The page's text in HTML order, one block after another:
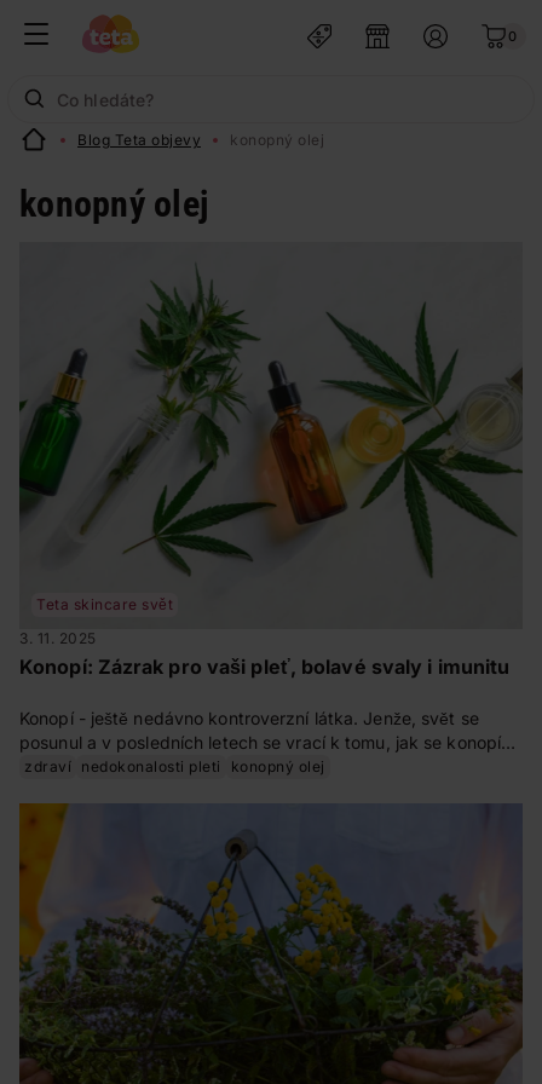
0
Blog Teta objevy konopný olej
konopný olej
Teta skincare svět
3. 11. 2025
Konopí: Zázrak pro vaši pleť, bolavé svaly i imunitu
Konopí - ještě nedávno kontroverzní látka. Jenže, svět se
posunul a v posledních letech se vrací k tomu, jak se konopí
využívalo tisíce let - jako léčivá látka. Pojďme si tedy říct něco
jaké jsou jejich účinky?
zdraví nedokonalosti pleti konopný olej